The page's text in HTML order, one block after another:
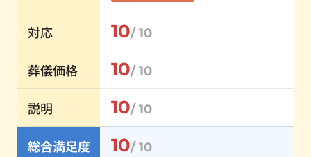
対応 10/ 10
葬儀価格 10/ 10
説明 10/ 10
総合満足度 10/ 10